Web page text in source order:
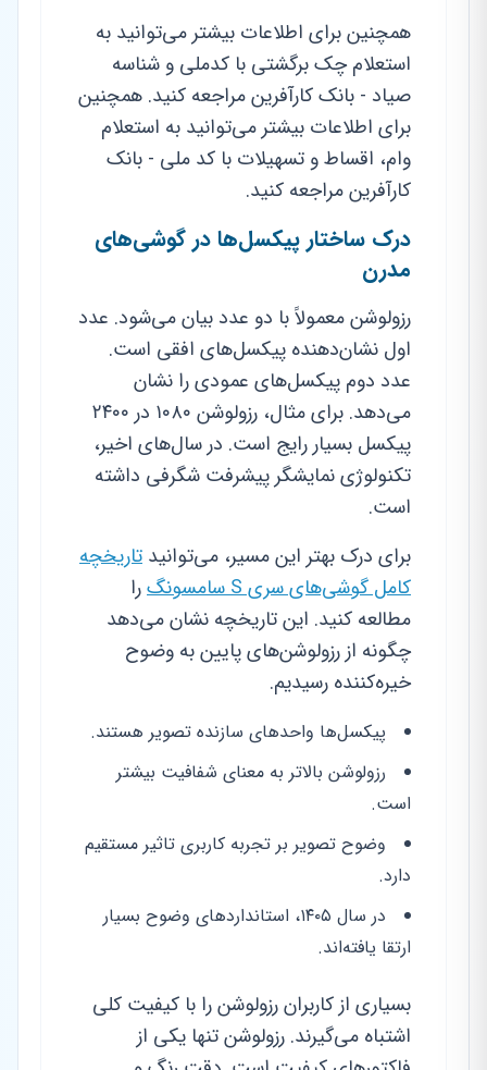
همچنین برای اطلاعات بیشتر می‌توانید به
استعلام چک برگشتی با کدملی و شناسه
صیاد - بانک کارآفرین مراجعه کنید. همچنین
برای اطلاعات بیشتر می‌توانید به استعلام
وام، اقساط و تسهیلات با کد ملی - بانک
کارآفرین مراجعه کنید.
درک ساختار پیکسل‌ها در گوشی‌های
مدرن
رزولوشن معمولاً با دو عدد بیان می‌شود. عدد
اول نشان‌دهنده پیکسل‌های افقی است.
عدد دوم پیکسل‌های عمودی را نشان
می‌دهد. برای مثال، رزولوشن ۱۰۸۰ در ۲۴۰۰
پیکسل بسیار رایج است. در سال‌های اخیر،
تکنولوژی نمایشگر پیشرفت شگرفی داشته
است.
برای درک بهتر این مسیر، می‌توانید تاریخچه
کامل گوشی‌های سری S سامسونگ
را
مطالعه کنید. این تاریخچه نشان می‌دهد
چگونه از رزولوشن‌های پایین به وضوح
خیره‌کننده رسیدیم.
پیکسل‌ها واحدهای سازنده تصویر هستند.
رزولوشن بالاتر به معنای شفافیت بیشتر
است.
وضوح تصویر بر تجربه کاربری تاثیر مستقیم
دارد.
در سال ۱۴۰۵، استانداردهای وضوح بسیار
ارتقا یافته‌اند.
بسیاری از کاربران رزولوشن را با کیفیت کلی
اشتباه می‌گیرند. رزولوشن تنها یکی از